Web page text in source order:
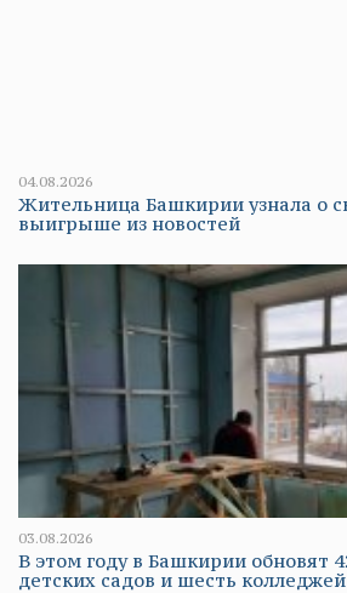
04.08.2026
Жительница Башкирии узнала о
выигрыше из новостей
03.08.2026
В этом году в Башкирии обновят
детских садов и шесть колледжей